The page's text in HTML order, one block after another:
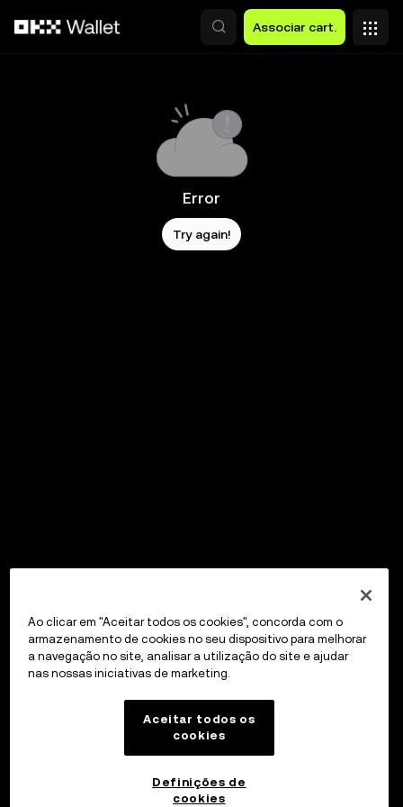
Associar cart.
Error
Try again!
Ao clicar em "Aceitar todos os cookies", concorda com o
armazenamento de cookies no seu dispositivo para melhorar
a navegação no site, analisar a utilização do site e ajudar
nas nossas iniciativas de marketing.
Aceitar todos os
cookies
Definições de
cookies